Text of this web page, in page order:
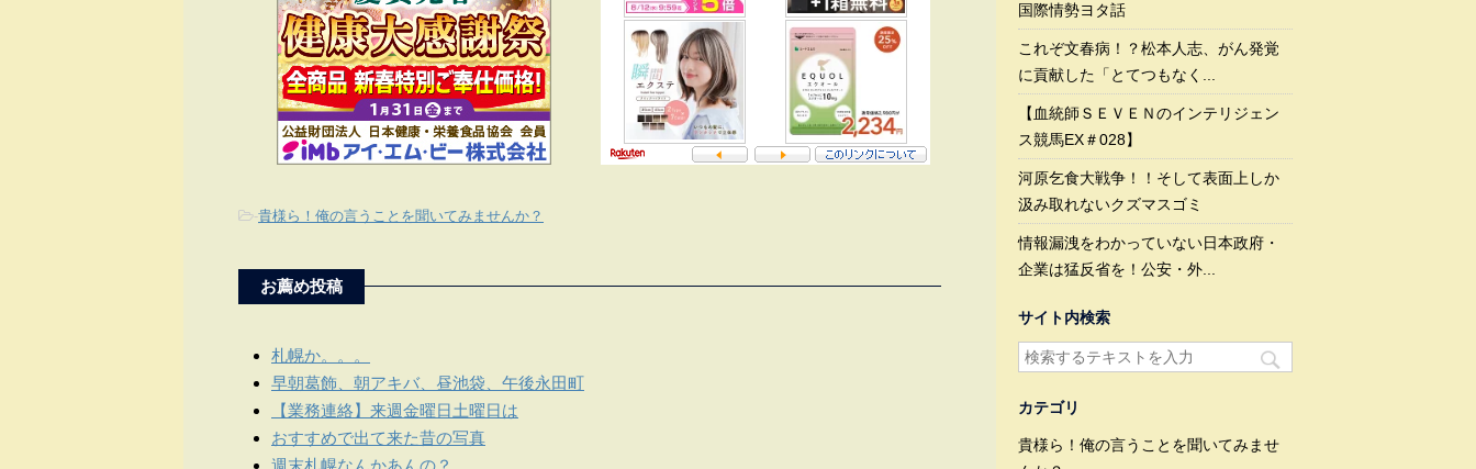
-貴様ら！俺の言うことを聞いてみませんか？
お薦め投稿
札幌か。。。
早朝葛飾、朝アキバ、昼池袋、午後永田町
【業務連絡】来週金曜日土曜日は
おすすめで出て来た昔の写真
週末札幌なんかあんの？
国際情勢ヨタ話
これぞ文春病！？松本人志、がん発覚
に貢献した「とてつもなく...
【血統師ＳＥＶＥＮのインテリジェン
ス競馬EX＃028】
河原乞食大戦争！！そして表面上しか
汲み取れないクズマスゴミ
情報漏洩をわかっていない日本政府・
企業は猛反省を！公安・外...
サイト内検索
カテゴリ
貴様ら！俺の言うことを聞いてみませ